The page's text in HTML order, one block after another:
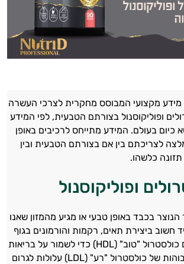
מידע מקצועי המבוסס מחקרית לצרכי העשרה
ופוליקוסנול בצורתם הטבעית, לפי המידע
כיום בעולם. המידע מתייחס לרכיבים באופן
לצריכתם בין אם בצורתם הטבעית ובין
כלשהו.
ופוליקוסנול
בכבד באופן טבעי או מגיע מהמזון שאנו
חשוב ביצירת תאים, רקמות והורמונים בגוף
האדם. כולנו צריכים כולסטרול "טוב" (HDL) כדי לשמור על בריאות
טובה, אולם רמות גבוהות של כולסטרול "רע" (LDL) עלולות לגרום